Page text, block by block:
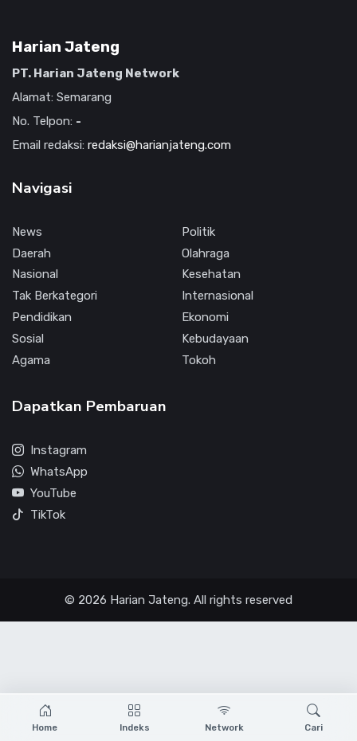
Home Indeks Network Cari
Harian Jateng
PT. Harian Jateng Network
Alamat: Semarang
No. Telpon: -
Email redaksi: redaksi@harianjateng.com
Navigasi
News
Daerah
Nasional
Tak Berkategori
Pendidikan
Sosial
Agama
Politik
Olahraga
Kesehatan
Internasional
Ekonomi
Kebudayaan
Tokoh
Dapatkan Pembaruan
Instagram
WhatsApp
YouTube
TikTok
© 2026 Harian Jateng. All rights reserved